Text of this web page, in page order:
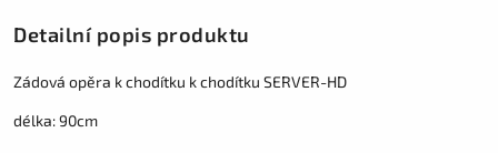
Detailní popis produktu
Zádová opěra k chodítku k chodítku SERVER-HD
délka: 90cm